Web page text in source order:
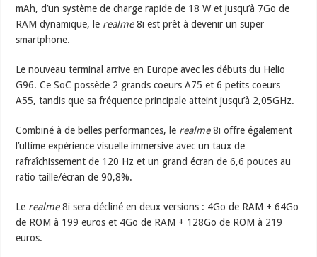
mAh, d’un système de charge rapide de 18 W et jusqu’à 7Go de
RAM dynamique, le realme8i est prêt à devenir un super
smartphone.
Le nouveau terminal arrive en Europe avec les débuts du Helio
G96. Ce SoC possède 2 grands coeurs A75 et 6 petits coeurs
A55, tandis que sa fréquence principale atteint jusqu’à 2,05GHz.
Combiné à de belles performances, le realme8i offre également
l’ultime expérience visuelle immersive avec un taux de
rafraîchissement de 120 Hz et un grand écran de 6,6 pouces au
ratio taille/écran de 90,8%.
Le realme8i sera décliné en deux versions : 4Go de RAM + 64Go
de ROM à 199 euros et 4Go de RAM + 128Go de ROM à 219
euros.